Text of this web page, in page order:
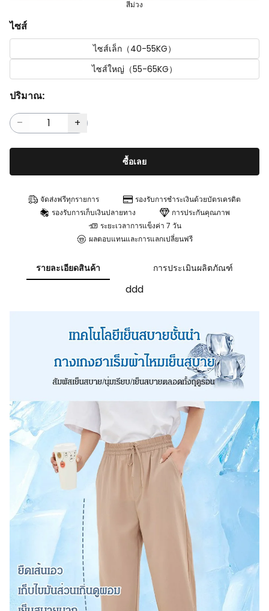
สีม่วง
ไซส์
ไซส์เล็ก（40-55KG）
ไซส์ใหญ่（55-65KG）
ปริมาณ:
ซื้อเลย
จัดส่งฟรีทุกรายการ
รองรับการชำระเงินด้วยบัตรเครดิต
รองรับการเก็บเงินปลายทาง
การประกันคุณภาพ
ระยะเวลาการแข็งค่า 7 วัน
ผลตอบแทนและการแลกเปลี่ยนฟรี
รายละเอียดสินค้า การประเมินผลิตภัณฑ์
ddd